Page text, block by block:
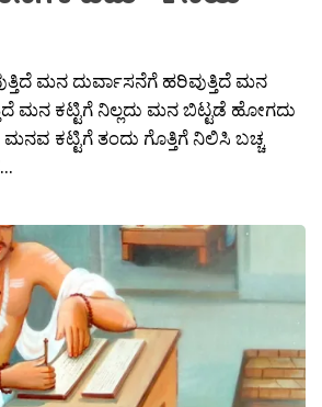
ಮನ ದುರ್ವಾಸನೆಗೆ ಹರಿವುತ್ತಿದೆ ಮನ
ಮನ ಕಟ್ಟಿಗೆ ನಿಲ್ಲದು ಮನ ಬಿಟ್ಟಡೆ ಹೋಗದು
ಕಟ್ಟಿಗೆ ತಂದು ಗೊತ್ತಿಗೆ ನಿಲಿಸಿ ಬಚ್ಚ